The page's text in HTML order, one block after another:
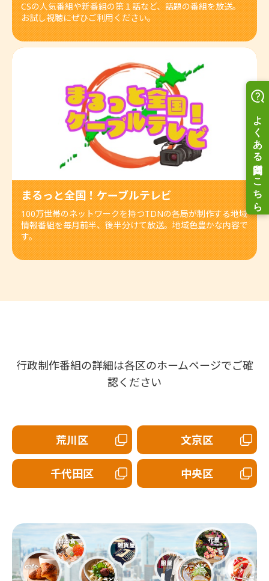
CSの人気番組や新番組の第１話など、話題の番組を放送。
お試し視聴にぜひご利用ください。
まるっと全国！ケーブルテレビ
100万世帯のネットワークを持つTDNの各局が制作する地域
情報番組を毎月前半、後半分けて放送。地域色豊かな内容で
す。
行政制作番組の詳細は各区のホームページでご確
認ください
荒川区 文京区
千代田区 中央区